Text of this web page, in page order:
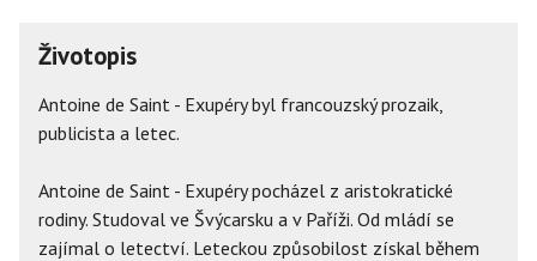
Životopis
Antoine de Saint - Exupéry byl francouzský prozaik,
publicista a letec.
Antoine de Saint - Exupéry pocházel z aristokratické
rodiny. Studoval ve Švýcarsku a v Paříži. Od mládí se
zajímal o letectví. Leteckou způsobilost získal během